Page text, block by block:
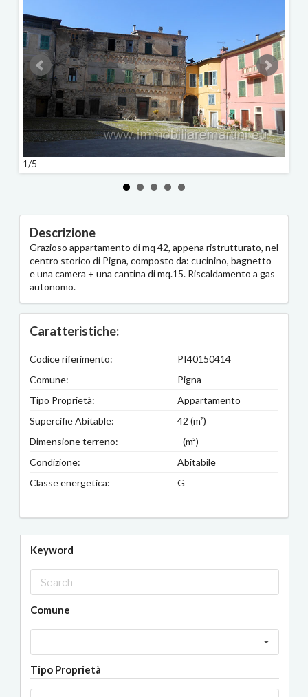
1/5
Descrizione
Grazioso appartamento di mq 42, appena ristrutturato, nel
centro storico di Pigna, composto da: cucinino, bagnetto
e una camera + una cantina di mq.15. Riscaldamento a gas
autonomo.
Caratteristiche:
Codice riferimento:
PI40150414
Comune:
Pigna
Tipo Proprietà:
Appartamento
Supercifie Abitable:
42 (m²)
Dimensione terreno:
- (m²)
Condizione:
Abitabile
Classe energetica:
G
Keyword
Comune
Tipo Proprietà